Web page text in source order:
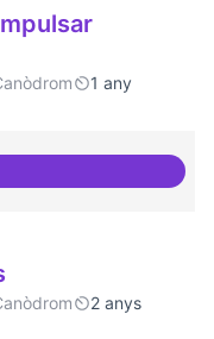
1 any
de trabajo para
2 anys